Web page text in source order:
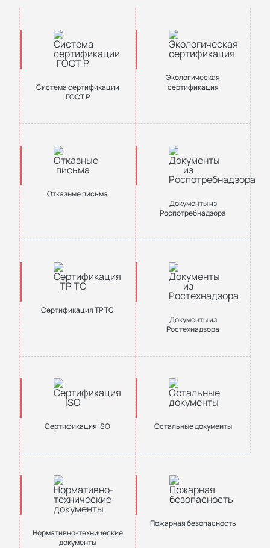
Система сертификации
ГОСТ Р
Экологическая
сертификация
Отказные письма
Документы из
Роспотребнадзора
Сертификация ТР ТС
Документы из
Ростехнадзора
Сертификация ISO Остальные документы
Нормативно-технические
документы
Пожарная безопасность